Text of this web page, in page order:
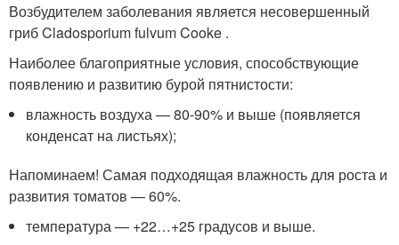
Возбудителем заболевания является несовершенный
гриб Cladosporium fulvum Cooke .
Наиболее благоприятные условия, способствующие
появлению и развитию бурой пятнистости:
влажность воздуха — 80-90% и выше (появляется
конденсат на листьях);
Напоминаем! Самая подходящая влажность для роста и
развития томатов — 60%.
температура — +22…+25 градусов и выше.